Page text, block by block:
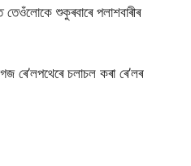
তেওঁলোকে শুকুৰবাৰে পলাশবাৰীৰ
ৰে’লপথেৰে চলাচল কৰা ৰে’লৰ